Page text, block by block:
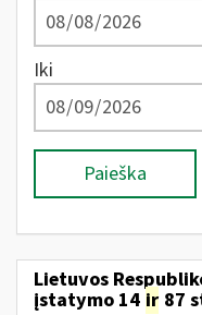
Iki
Paieška
Lietuvos
įstatymo 14 ir 87